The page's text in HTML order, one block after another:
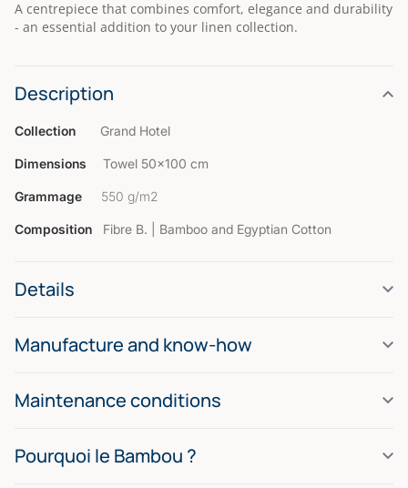
A centrepiece that combines comfort, elegance and durability
- an essential addition to your linen collection.
Description
Collection Grand Hotel
Dimensions Towel 50×100 cm
Grammage 550 g/m2
Composition Fibre B. | Bamboo and Egyptian Cotton
Details
Manufacture and know-how
Maintenance conditions
Pourquoi le Bambou ?